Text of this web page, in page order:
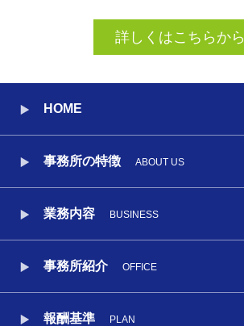
詳しくはこちらから
HOME
事務所の特徴 ABOUT US
業務内容 BUSINESS
事務所紹介 OFFICE
報酬基準 PLAN